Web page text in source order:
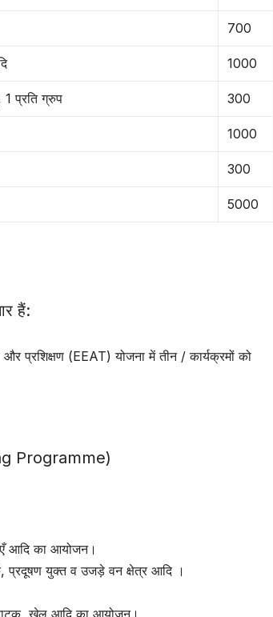
700
1000
1 प्रति ग्रुप 300
1000
300
5000
हैं:
प्रशिक्षण (EEAT) योजना में तीन / कार्यक्रमों को
Programme)
आदि का आयोजन।
प्रदूषण युक्त व उजड़े वन क्षेत्र आदि ।